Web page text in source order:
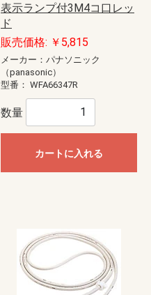
表示ランプ付3M4コ口レッ
ド
販売価格: ￥5,815
メーカー：パナソニック
（panasonic）
型番： WFA66347R
数量
カートに入れる